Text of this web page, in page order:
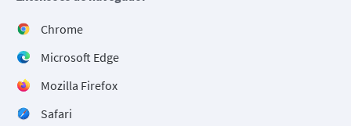
Chrome
Microsoft Edge
Mozilla Firefox
Safari